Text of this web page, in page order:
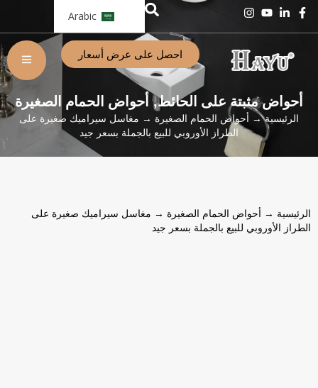
Arabic
احصل على عرض أسعار
أحواض مثبتة على الحائط, أحواض الحمام الصغيرة
الرئيسية→ أحواض الحمام الصغيرة → مغاسل سيراميك صغيرة على
الطراز الأوروبي للبيع بالجملة بسعر جيد
الرئيسية → أحواض الحمام الصغيرة → مغاسل سيراميك صغيرة على
الطراز الأوروبي للبيع بالجملة بسعر جيد